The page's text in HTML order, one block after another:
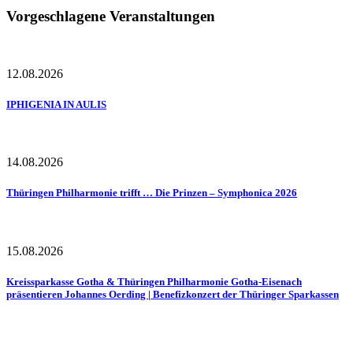
Vorgeschlagene Veranstaltungen
12.08.2026
IPHIGENIA IN AULIS
14.08.2026
Thüringen Philharmonie trifft … Die Prinzen – Symphonica 2026
15.08.2026
Kreissparkasse Gotha & Thüringen Philharmonie Gotha-Eisenach
präsentieren Johannes Oerding | Benefizkonzert der Thüringer Sparkassen